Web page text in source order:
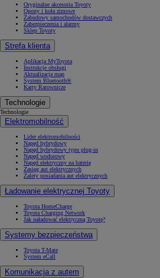
Oryginalne akcesoria Toyoty
Opony i koła zimowe
Zabudowy samochodów dostawczych
Zabezpieczenia i alarmy
Sklep Toyoty
Strefa klienta
Aplikacja MyToyota
Instrukcje obsługi
Aktualizacja map
System Bluetooth®
Karty Ratownicze
Technologie
Technologie
Elektromobilność
Lider elektromobilności
Napęd hybrydowy
Napęd hybrydowy typu plug-in
Napęd wodorowy
Napęd elektryczny na baterię
Zasięg aut elektrycznych
Zalety posiadania aut elektrycznych
Ładowanie elektrycznej Toyoty
Toyota HomeCharge
Toyota Charging Network
Jak naładować elektryczną Toyotę?
Systemy bezpieczeństwa
Toyota T-Mate
System eCall
Komunikacja z autem